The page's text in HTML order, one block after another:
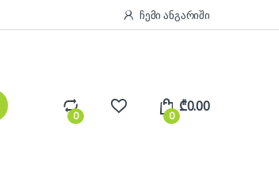
ჩემი ანგარიში
0 0
₾0.00